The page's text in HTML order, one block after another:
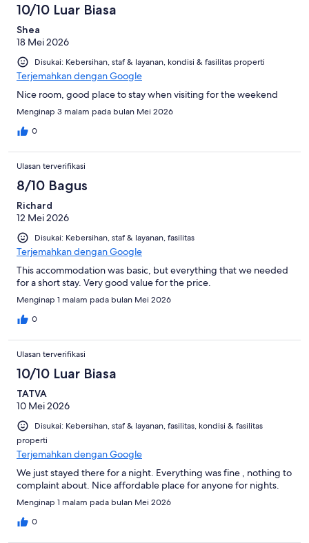
10/10 Luar Biasa
Shea
18 Mei 2026
Disukai: Kebersihan, staf & layanan, kondisi & fasilitas properti
Terjemahkan dengan Google
Nice room, good place to stay when visiting for the weekend
Menginap 3 malam pada bulan Mei 2026
0
Ulasan terverifikasi
8/10 Bagus
Richard
12 Mei 2026
Disukai: Kebersihan, staf & layanan, fasilitas
Terjemahkan dengan Google
This accommodation was basic, but everything that we needed
for a short stay. Very good value for the price.
Menginap 1 malam pada bulan Mei 2026
0
Ulasan terverifikasi
10/10 Luar Biasa
TATVA
10 Mei 2026
Disukai: Kebersihan, staf & layanan, fasilitas, kondisi & fasilitas
properti
Terjemahkan dengan Google
We just stayed there for a night. Everything was fine , nothing to
complaint about. Nice affordable place for anyone for nights.
Menginap 1 malam pada bulan Mei 2026
0